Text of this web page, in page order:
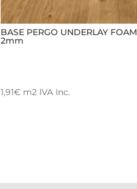
BASE PERGO UNDERLAY FOAM
2mm
1,91€ m2 IVA Inc.